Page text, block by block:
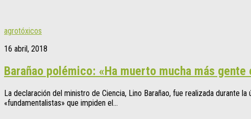
agrotóxicos
16 abril, 2018
Barañao polémico: «Ha muerto mucha más
La declaración del ministro de Ciencia, Lino Barañao, fue realizada durante
«fundamentalistas» que impiden el...